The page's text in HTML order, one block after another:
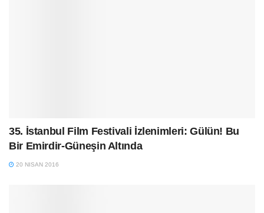
35. İstanbul Film Festivali İzlenimleri: Gülün! Bu
Bir Emirdir-Güneşin Altında
20 NISAN 2016